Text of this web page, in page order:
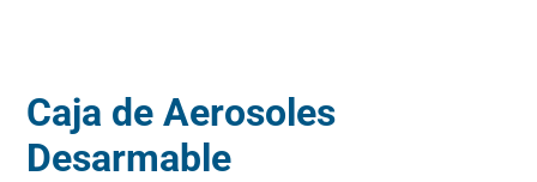
Caja de Aerosoles
Desarmable